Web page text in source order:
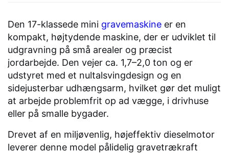
Den 17-klassede mini gravemaskine er en
kompakt, højtydende maskine, der er udviklet til
udgravning på små arealer og præcist
jordarbejde. Den vejer ca. 1,7–2,0 ton og er
udstyret med et nultalsvingdesign og en
sidejusterbar udhængsarm, hvilket gør det muligt
at arbejde problemfrit op ad vægge, i drivhuse
eller på smalle bygader.
Drevet af en miljøvenlig, højeffektiv dieselmotor
leverer denne model pålidelig gravetrækraft